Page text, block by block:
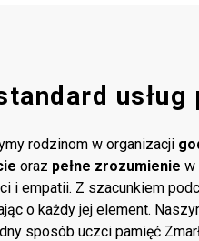
usług
rodzinom w organizacji
oraz pełne zrozumienie w
i empatii. Z szacunkiem
o każdy jej element.
sposób uczci pamięć